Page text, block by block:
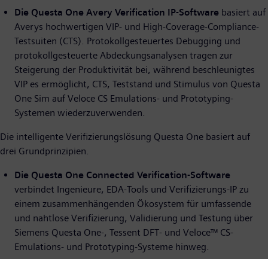
Die Questa One Avery Verification IP-Software basiert auf
Averys hochwertigen VIP- und High-Coverage-Compliance-
Testsuiten (CTS). Protokollgesteuertes Debugging und
protokollgesteuerte Abdeckungsanalysen tragen zur
Steigerung der Produktivität bei, während beschleunigtes
VIP es ermöglicht, CTS, Teststand und Stimulus von Questa
One Sim auf Veloce CS Emulations- und Prototyping-
Systemen wiederzuverwenden.
Die intelligente Verifizierungslösung Questa One basiert auf
drei Grundprinzipien.
Die Questa One Connected Verification-Software
verbindet Ingenieure, EDA-Tools und Verifizierungs-IP zu
einem zusammenhängenden Ökosystem für umfassende
und nahtlose Verifizierung, Validierung und Testung über
Siemens Questa One-, Tessent DFT- und Veloce™ CS-
Emulations- und Prototyping-Systeme hinweg.